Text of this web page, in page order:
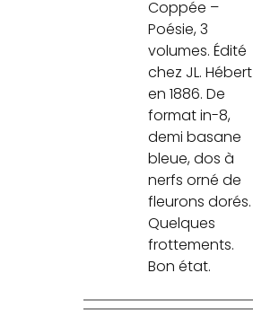
Coppée –
Poésie, 3
volumes. Édité
chez JL. Hébert
en 1886. De
format in-8,
demi basane
bleue, dos à
nerfs orné de
fleurons dorés.
Quelques
frottements.
Bon état.